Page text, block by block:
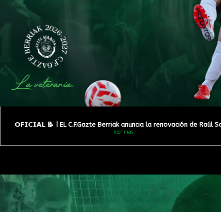
𝗢𝗙𝗜𝗖𝗜𝗔𝗟 📝 | EL C.F.Gazte Berriak anuncia la renovación de Raúl
leer más